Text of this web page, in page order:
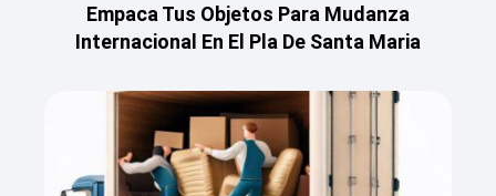
Empaca Tus Objetos Para Mudanza
Internacional En El Pla De Santa Maria